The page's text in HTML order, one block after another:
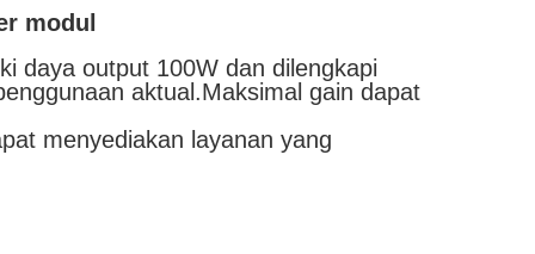
modul
daya output 100W dan dilengkapi
aktual.Maksimal gain dapat
menyediakan layanan yang